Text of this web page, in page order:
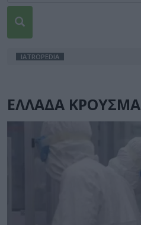
IATROPEDIA
ΕΛΛΑΔΑ ΚΡΟΥΣΜΑ